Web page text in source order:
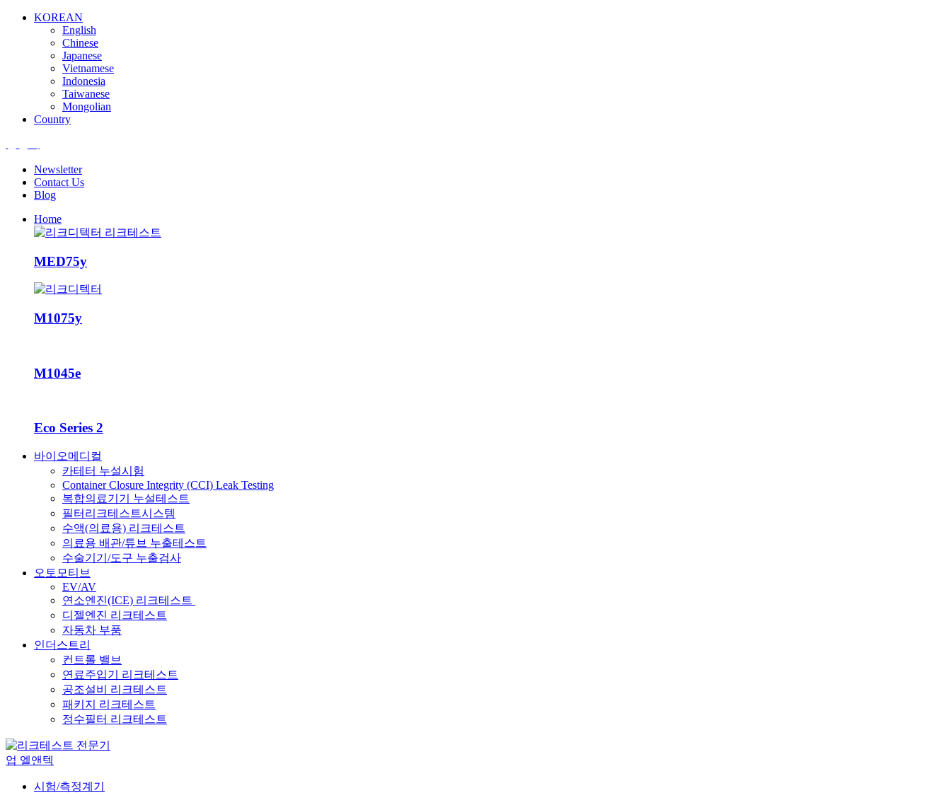
KOREAN
English
Chinese
Japanese
Vietnamese
Indonesia
Taiwanese
Mongolian
Country
Newsletter
Contact Us
Blog
Home
MED75y
M1075y
M1045e
Eco Series 2
바이오메디컬
카테터 누설시험
Container Closure Integrity (CCI) Leak Testing
복합의료기기 누설테스트
필터리크테스트시스템
수액(의료용) 리크테스트
의료용 배관/튜브 누출테스트
수술기기/도구 누출검사
오토모티브
EV/AV
연소엔진(ICE) 리크테스트
디젤엔진 리크테스트
자동차 부품
인더스트리
컨트롤 밸브
연료주입기 리크테스트
공조설비 리크테스트
패키지 리크테스트
정수필터 리크테스트
시험/측정계기